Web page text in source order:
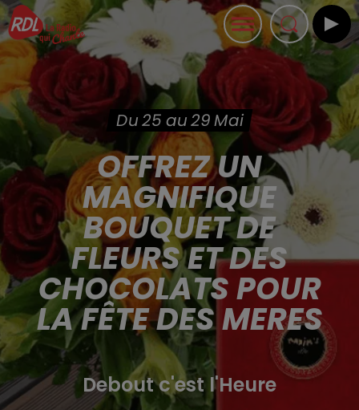
Du 25 au 29 Mai
OFFREZ UN
MAGNIFIQUE
BOUQUET DE
FLEURS ET DES
CHOCOLATS POUR
LA FÊTE DES MERES
Debout c'est l'Heure